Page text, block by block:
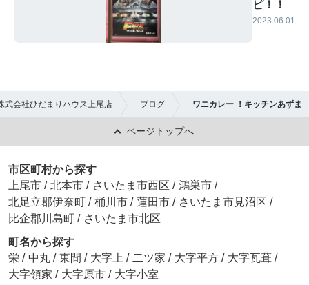
ピ！！
2023.06.01
式会社ひだまりハウス上尾店 ブログ ワニカレー ！キッチンあずま
ページトップへ
市区町村から探す
上尾市 / 北本市 / さいたま市西区 / 鴻巣市 /
北足立郡伊奈町 / 桶川市 / 蓮田市 / さいたま市見沼区 /
比企郡川島町 / さいたま市北区
町名から探す
栄 / 中丸 / 東間 / 大字上 / 二ツ家 / 大字平方 / 大字瓦葺 /
大字領家 / 大字原市 / 大字小室